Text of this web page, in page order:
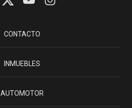
CONTACTO
INMUEBLES
AUTOMOTOR